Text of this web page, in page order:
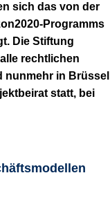
sich das von der
Programms
Die Stiftung
rechtlichen
nunmehr in Brüssel
statt, bei